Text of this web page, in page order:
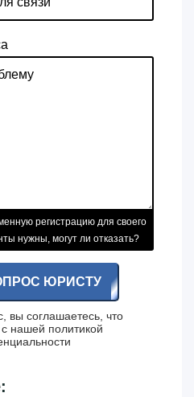
регистрацию для своего
нужны, могут ли отказать?
ЮРИСТУ
вы соглашаетесь, что
с нашей политикой